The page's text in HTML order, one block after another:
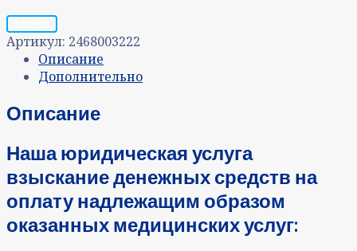
Артикул: 2468003222
Описание
Дополнительно
Описание
Наша юридическая услуга
взыскание денежных средств на
оплату надлежащим образом
оказанных медицинских услуг: